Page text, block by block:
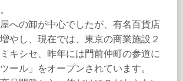
への卸が中心でしたが、有名百貨店
やし、現在では、東京の商業施設２
キシセ、昨年には門前仲町の参道に
ール」をオープンされています。